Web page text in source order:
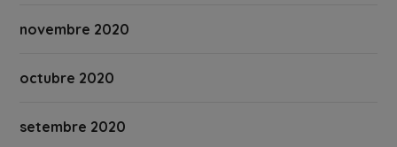
novembre 2020
octubre 2020
setembre 2020